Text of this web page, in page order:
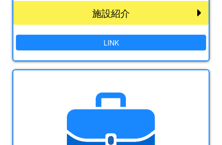
施設紹介
LINK